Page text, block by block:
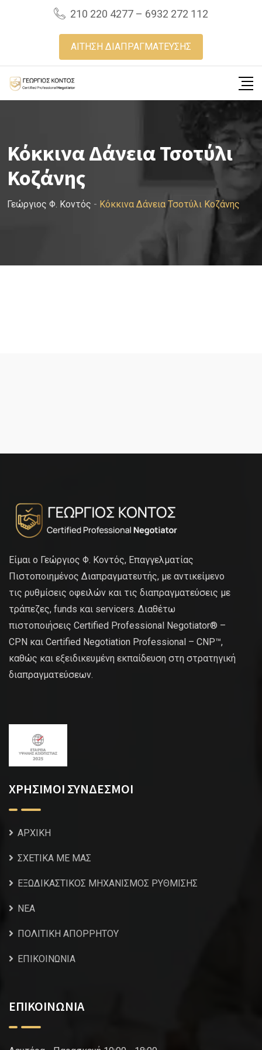
210 220 4277 – 6932 272 112
ΑΙΤΗΣΗ ΔΙΑΠΡΑΓΜΑΤΕΥΣΗΣ
Κόκκινα Δάνεια Τσοτύλι
Κοζάνης
Γεώργιος Φ. Κοντός - Κόκκινα Δάνεια Τσοτύλι Κοζάνης
Είμαι ο Γεώργιος Φ. Κοντός, Επαγγελματίας
Πιστοποιημένος Διαπραγματευτής, με αντικείμενο
τις ρυθμίσεις οφειλών και τις διαπραγματεύσεις με
τράπεζες, funds και servicers. Διαθέτω
πιστοποιήσεις Certified Professional Negotiator® –
CPN και Certified Negotiation Professional – CNP™,
καθώς και εξειδικευμένη εκπαίδευση στη στρατηγική
διαπραγματεύσεων.
ΧΡΗΣΙΜΟΙ ΣΥΝΔΕΣΜΟΙ
ΑΡΧΙΚΗ
ΣΧΕΤΙΚΑ ΜΕ ΜΑΣ
ΕΞΩΔΙΚΑΣΤΙΚΟΣ ΜΗΧΑΝΙΣΜΟΣ ΡΥΘΜΙΣΗΣ
NEA
ΠΟΛΙΤΙΚΗ ΑΠΟΡΡΗΤΟΥ
ΕΠΙΚΟΙΝΩΝΙΑ
ΕΠΙΚΟΙΝΩΝΙΑ